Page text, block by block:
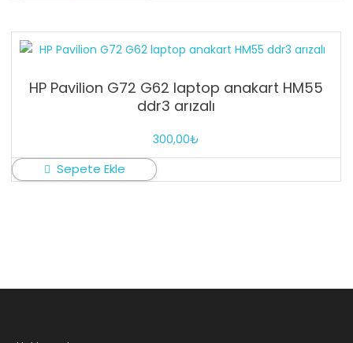
HP Pavilion G72 G62 laptop anakart HM55
ddr3 arızalı
300,00₺
Sepete Ekle